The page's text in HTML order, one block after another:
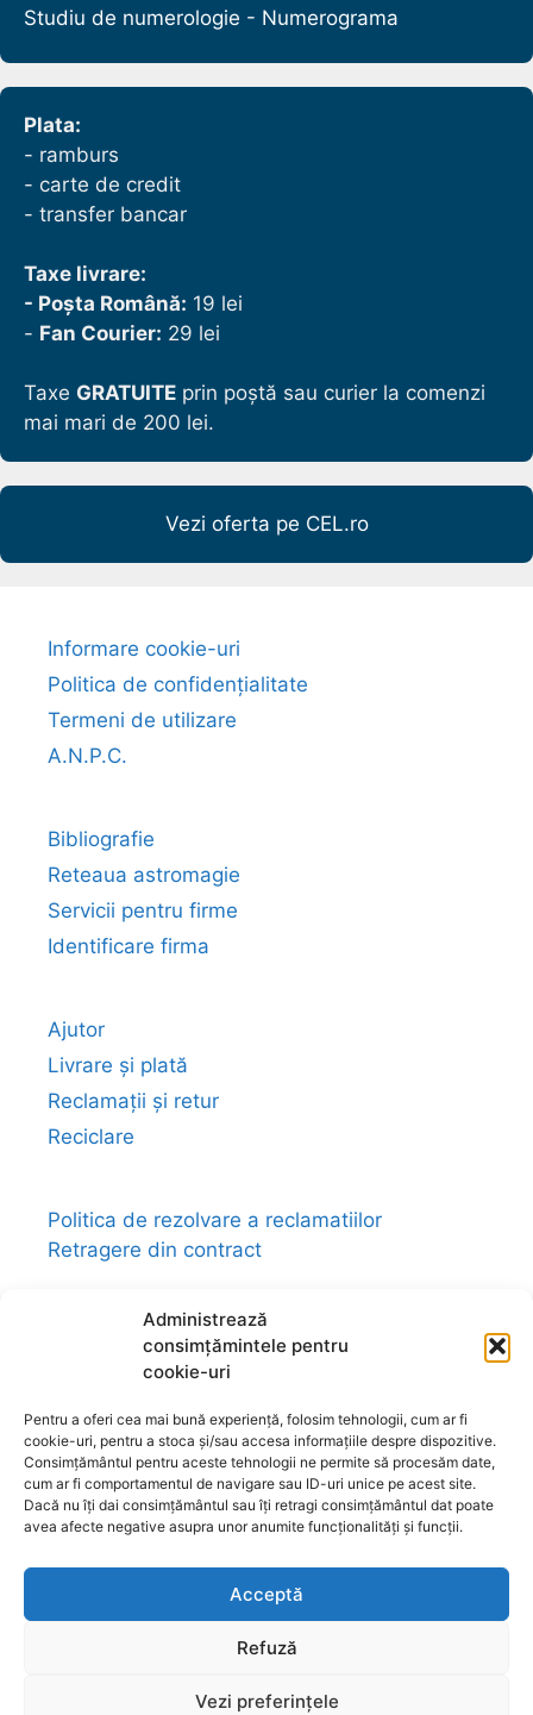
Administrează
consimțămintele pentru
cookie-uri
Pentru a oferi cea mai bună experiență, folosim tehnologii, cum ar fi
cookie-uri, pentru a stoca și/sau accesa informațiile despre dispozitive.
Consimțământul pentru aceste tehnologii ne permite să procesăm date,
cum ar fi comportamentul de navigare sau ID-uri unice pe acest site.
Dacă nu îți dai consimțământul sau îți retragi consimțământul dat poate
avea afecte negative asupra unor anumite funcționalități și funcții.
Acceptă
Refuză
Vezi preferințele
Studiu de numerologie - Numerograma
Plata:
- ramburs
- carte de credit
- transfer bancar
Taxe livrare:
- Poșta Română: 19 lei
- Fan Courier: 29 lei
Taxe GRATUITE prin poștă sau curier la comenzi
mai mari de 200 lei.
Vezi oferta pe CEL.ro
Informare cookie-uri
Politica de confidențialitate
Termeni de utilizare
A.N.P.C.
Bibliografie
Reteaua astromagie
Servicii pentru firme
Identificare firma
Ajutor
Livrare și plată
Reclamații și retur
Reciclare
Politica de rezolvare a reclamatiilor
Retragere din contract
Link-uri utile:magazin-fengshui.ro
bijuteriilor.com-talismane-amulete.com-
ezo-shop.com-universultarotului.com-
universul-aromelor.ro- www.fengshui-
market.ro-www.astrotarot.ro -
www.astromagie.com
Cheia Genelor Brasov-Profilul hologenetic